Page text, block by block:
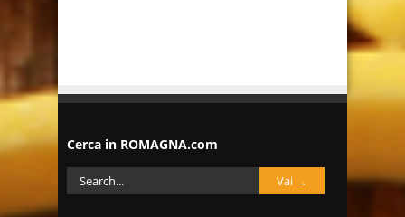
Cerca in ROMAGNA.com